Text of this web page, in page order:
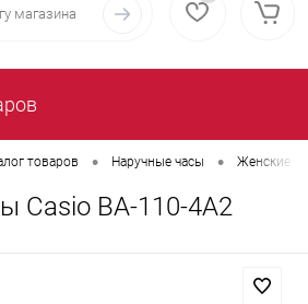
товаров • Наручные часы • Женские
Casio BA-110-4A2